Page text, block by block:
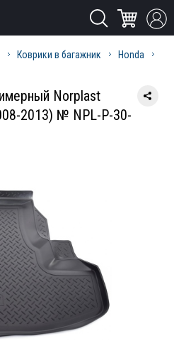
Коврики в багажник
Honda
Norplast
2013) № NPL-P-30-